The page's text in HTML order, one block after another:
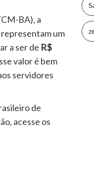
BA), a
representam um
a ser de R$
valor é bem
servidores
de
acesse os